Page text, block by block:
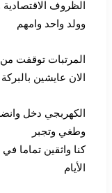
الظروف الاقتصادية
وولد واحد وامهم
المرتبات توقفت
الان عايشين
الكهربجي دخل
وطغي وتجبر
كنا واثقين تماما
الأيام